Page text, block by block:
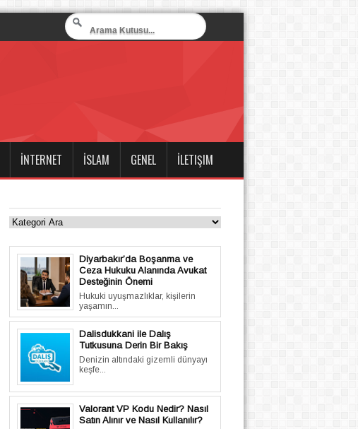
İNTERNET İSLAM GENEL İLETIŞIM
Diyarbakır’da Boşanma ve
Ceza Hukuku Alanında Avukat
Desteğinin Önemi
Hukuki uyuşmazlıklar, kişilerin
yaşamın...
Dalisdukkani ile Dalış
Tutkusuna Derin Bir Bakış
Denizin altındaki gizemli dünyayı
keşfe...
Valorant VP Kodu Nedir? Nasıl
Satın Alınır ve Nasıl Kullanılır?